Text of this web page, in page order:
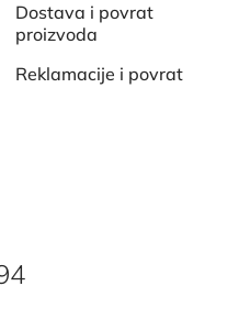
Dostava i povrat
proizvoda
Reklamacije i povrat